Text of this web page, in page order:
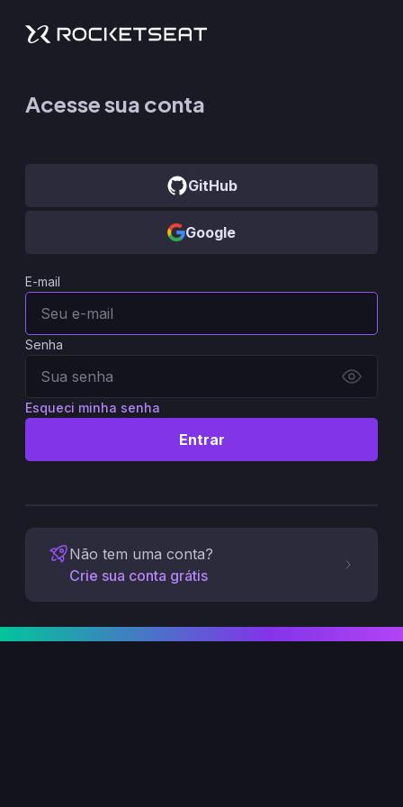
Acesse sua conta
GitHub
Google
E-mail
Senha
Esqueci minha senha
Entrar
Não tem uma conta?
Crie sua conta grátis